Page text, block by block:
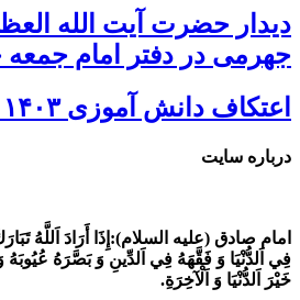
دیدار حضرت آیت الله
جهرمی در دفتر امام
اعتکاف دانش آموزی ۱۴۰۳ به روایت تصویر
درباره سایت
امام صادق (علیه السلام): إِذَا أَرَادَ اَللَّهُ
فِي اَلدُّنْيَا وَ فَقَّهَهُ فِي اَلدِّينِ وَ بَصَّرَهُ عُيُوبَهُ
خَيْرَ اَلدُّنْيَا وَ اَلْآخِرَةِ.